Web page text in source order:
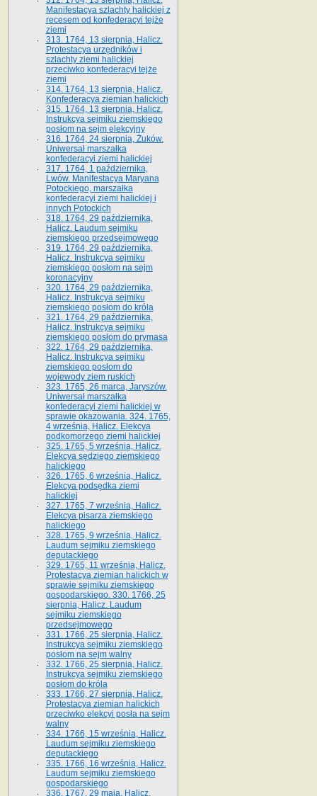
Manifestacya szlachty halickiej z
recesem od konfederacyi tejże
ziemi
313. 1764, 13 sierpnia, Halicz.
Protestacya urzędników i
szlachty ziemi halickiej
przeciwko konfederacyi tejże
ziemi
314. 1764, 13 sierpnia, Halicz.
Konfederacya ziemian halickich
315. 1764, 13 sierpnia, Halicz.
Instrukcya sejmiku ziemskiego
posłom na sejm elekcyjny
316. 1764, 24 sierpnia, Żuków.
Uniwersał marszałka
konfederacyi ziemi halickiej
317. 1764, 1 października,
Lwów. Manifestacya Maryana
Potockiego, marszałka
konfederacyi ziemi halickiej i
innych Potockich
318. 1764, 29 października,
Halicz. Laudum sejmiku
ziemskiego przedsejmowego
319. 1764, 29 października,
Halicz. Instrukcya sejmiku
ziemskiego posłom na sejm
koronacyjny
320. 1764, 29 października,
Halicz. Instrukcya sejmiku
ziemskiego posłom do króla
321. 1764, 29 października,
Halicz. Instrukcya sejmiku
ziemskiego posłom do prymasa
322. 1764, 29 października,
Halicz. Instrukcya sejmiku
ziemskiego posłom do
wojewody ziem ruskich
323. 1765, 26 marca, Jaryszów.
Uniwersał marszałka
konfederacyi ziemi halickiej w
sprawie okazowania. 324. 1765,
4 września, Halicz. Elekcya
podkomorzego ziemi halickiej
325. 1765, 5 września, Halicz.
Elekcya sędziego ziemskiego
halickiego
326. 1765, 6 września, Halicz.
Elekcya podsędka ziemi
halickiej
327. 1765, 7 września, Halicz.
Elekcya pisarza ziemskiego
halickiego
328. 1765, 9 września, Halicz.
Laudum sejmiku ziemskiego
deputackiego
329. 1765, 11 września, Halicz.
Protestacya ziemian halickich w
sprawie sejmiku ziemskiego
gospodarskiego. 330. 1766, 25
sierpnia, Halicz. Laudum
sejmiku ziemskiego
przedsejmowego
331. 1766, 25 sierpnia, Halicz.
Instrukcya sejmiku ziemskiego
posłom na sejm walny
332. 1766, 25 sierpnia, Halicz.
Instrukcya sejmiku ziemskiego
posłom do króla
333. 1766, 27 sierpnia, Halicz.
Protestacya ziemian halickich
przeciwko elekcyi posła na sejm
walny
334. 1766, 15 września, Halicz.
Laudum sejmiku ziemskiego
deputackiego
335. 1766, 16 września, Halicz.
Laudum sejmiku ziemskiego
gospodarskiego
336. 1767, 29 maja, Halicz.